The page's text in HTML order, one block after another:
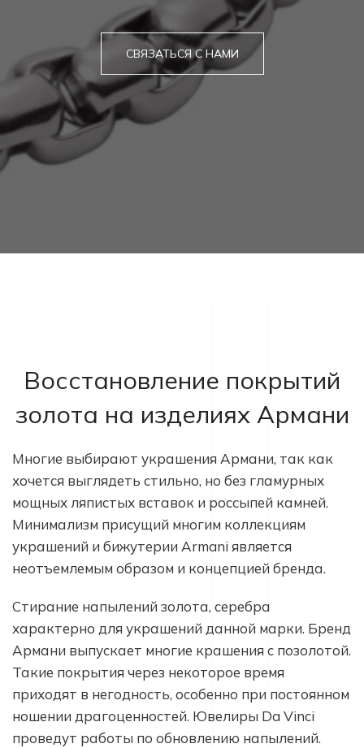
СВЯЗАТЬСЯ С НАМИ
Восстановление покрытий
золота на изделиях Армани
Многие выбирают украшения Армани, так как
хочется выглядеть стильно, но без гламурных
мощных ляпистых вставок и россыпей камней.
Минимализм присущий многим коллекциям
украшений и бижутерии Armani является
неотъемлемым образом и концепцией бренда.
Стирание напылений золота, серебра
характерно для украшений данной марки. Бренд
Армани выпускает многие крашения с позолотой.
Такие покрытия через некоторое время
приходят в негодность, особенно при постоянном
ношении драгоценностей. Ювелиры Da Vinci
проведут работы по обновлению напылений.